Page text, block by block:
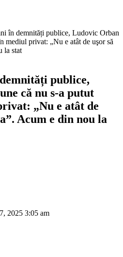
în demnități publice, Ludovic Orban
mediul privat: „Nu e atât de uşor să
la stat
publice,
că nu s-a putut
„Nu e atât de
Acum e din nou la
2025 3:05 am